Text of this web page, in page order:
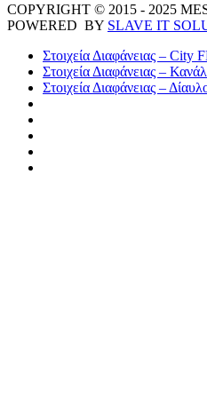
COPYRIGHT © 2015 - 2025
POWERED BY SLAVE IT
Στοιχεία Διαφάνειας – City
Στοιχεία Διαφάνειας –
Στοιχεία Διαφάνειας –